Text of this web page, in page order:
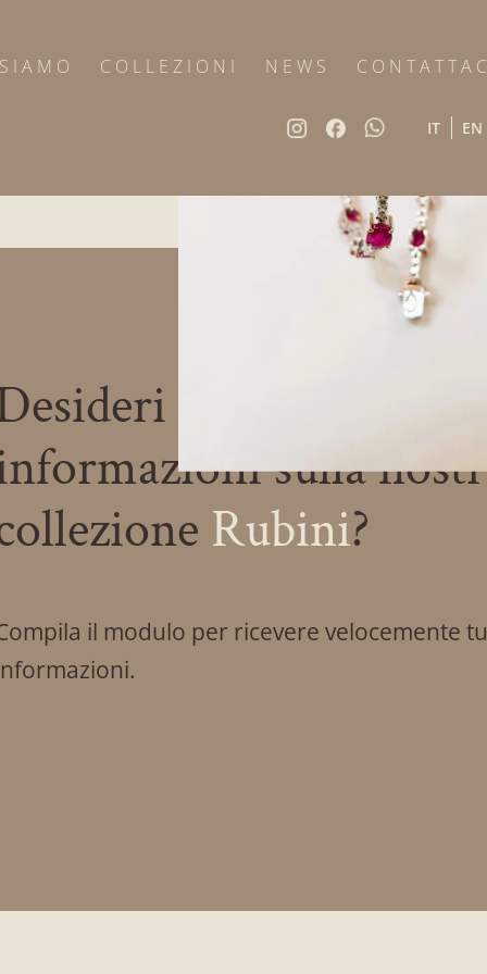
maggiori
sulla
Rubini?
il modulo per ricevere velocemente
COLLEZIONI NEWS
IT EN